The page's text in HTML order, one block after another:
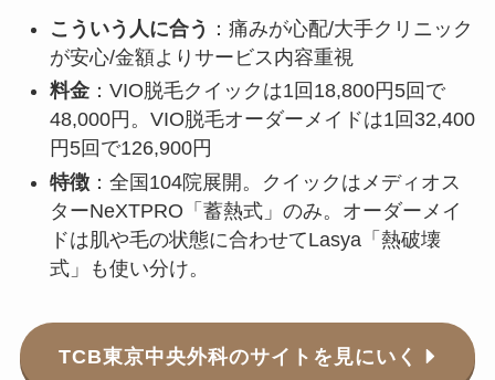
こういう人に合う ：痛みが心配/大手クリニック
が安心/金額よりサービス内容重視
料金：VIO脱毛クイックは1回18,800円5回で
48,000円。VIO脱毛オーダーメイドは1回32,400
円5回で126,900円
特徴：全国104院展開。クイックはメディオス
ターNeXTPRO「蓄熱式」のみ。オーダーメイ
ドは肌や毛の状態に合わせてLasya「熱破壊
式」も使い分け。
TCB東京中央外科のサイトを見にいく